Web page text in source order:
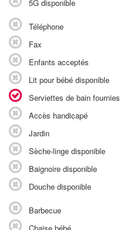
5G disponible
Téléphone
Fax
Enfants acceptés
Lit pour bébé disponible
Serviettes de bain fournies
Accès handicapé
Jardin
Sèche-linge disponible
Baignoire disponible
Douche disponible
Barbecue